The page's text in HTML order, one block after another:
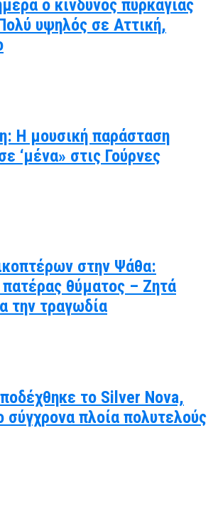
ο κίνδυνος πυρκαγιάς
υψηλός σε Αττική,
Η μουσική παράσταση
‘μένα» στις Γούρνες
στην Ψάθα:
πατέρας θύματος – Ζητά
την τραγωδία
το Silver Nova,
σύγχρονα πλοία πολυτελούς